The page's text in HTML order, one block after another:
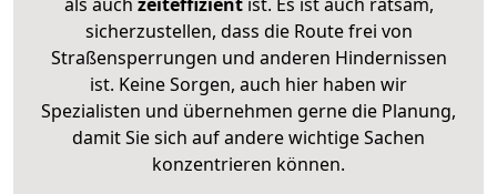
sicherzustellen, dass die Route frei von
Straßensperrungen und anderen Hindernissen
ist. Keine Sorgen, auch hier haben wir
Spezialisten und übernehmen gerne die Planung,
damit Sie sich auf andere wichtige Sachen
konzentrieren können.